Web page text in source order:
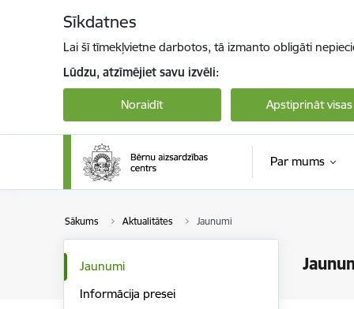
Sīkdatnes
Lai šī tīmekļvietne darbotos, tā izmanto obligāti
Lūdzu, atzīmējiet savu izvēli:
Noraidīt Apstiprināt visas
Par mums
Sākums Aktualitātes Jaunumi
Jaunumi
Informācija presei